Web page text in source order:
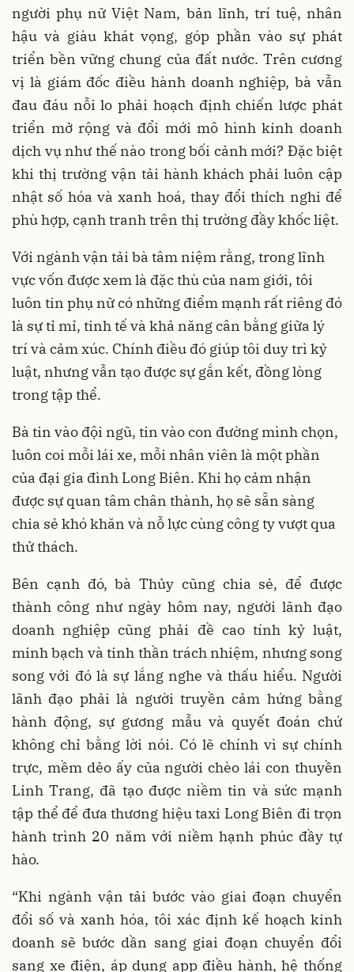
người phụ nữ Việt Nam, bản lĩnh, trí tuệ, nhân
hậu và giàu khát vọng, góp phần vào sự phát
triển bền vững chung của đất nước. Trên cương
vị là giám đốc điều hành doanh nghiệp, bà vẫn
đau đáu nỗi lo phải hoạch định chiến lược phát
triển mở rộng và đổi mới mô hình kinh doanh
dịch vụ như thế nào trong bối cảnh mới? Đặc biệt
khi thị trường vận tải hành khách phải luôn cập
nhật số hóa và xanh hoá, thay đổi thích nghi để
phù hợp, cạnh tranh trên thị trường đầy khốc liệt.
Với ngành vận tải bà tâm niệm rằng, trong lĩnh
vực vốn được xem là đặc thù của nam giới, tôi
luôn tin phụ nữ có những điểm mạnh rất riêng đó
là sự tỉ mỉ, tinh tế và khả năng cân bằng giữa lý
trí và cảm xúc. Chính điều đó giúp tôi duy trì kỷ
luật, nhưng vẫn tạo được sự gắn kết, đồng lòng
trong tập thể.
Bà tin vào đội ngũ, tin vào con đường mình chọn,
luôn coi mỗi lái xe, mỗi nhân viên là một phần
của đại gia đình Long Biên. Khi họ cảm nhận
được sự quan tâm chân thành, họ sẽ sẵn sàng
chia sẻ khó khăn và nỗ lực cùng công ty vượt qua
thử thách.
Bên cạnh đó, bà Thủy cũng chia sẻ, để được
thành công như ngày hôm nay, người lãnh đạo
doanh nghiệp cũng phải đề cao tính kỷ luật,
minh bạch và tinh thần trách nhiệm, nhưng song
song với đó là sự lắng nghe và thấu hiểu. Người
lãnh đạo phải là người truyền cảm hứng bằng
hành động, sự gương mẫu và quyết đoán chứ
không chỉ bằng lời nói. Có lẽ chính vì sự chính
trực, mềm dẻo ấy của người chèo lái con thuyền
Linh Trang, đã tạo được niềm tin và sức mạnh
tập thể để đưa thương hiệu taxi Long Biên đi trọn
hành trình 20 năm với niềm hạnh phúc đầy tự
hào.
“Khi ngành vận tải bước vào giai đoạn chuyển
đổi số và xanh hóa, tôi xác định kế hoạch kinh
doanh sẽ bước dần sang giai đoạn chuyển đổi
sang xe điện, áp dụng app điều hành, hệ thống